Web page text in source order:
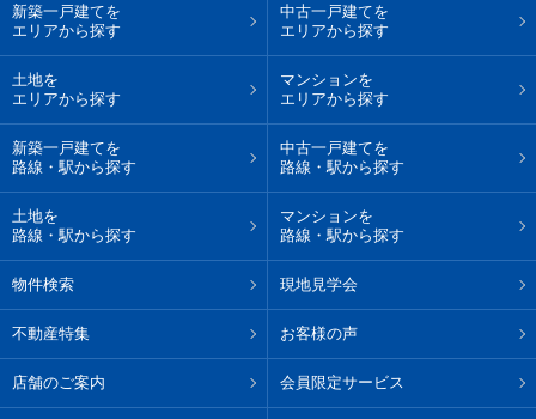
新築一戸建てを
エリアから探す
中古一戸建てを
エリアから探す
土地を
エリアから探す
マンションを
エリアから探す
新築一戸建てを
路線・駅から探す
中古一戸建てを
路線・駅から探す
土地を
路線・駅から探す
マンションを
路線・駅から探す
物件検索 現地見学会
不動産特集 お客様の声
店舗のご案内 会員限定サービス